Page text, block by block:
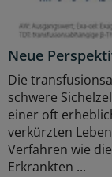
Neue
Die
schwere
einer oft
verkürzten
Verfahren wie
Erkrankten ...